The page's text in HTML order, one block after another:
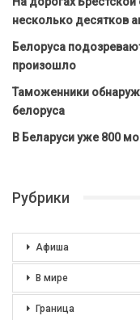
несколько десятков
Белоруса
произошло
Таможенники
белоруса
В Беларуси уже 800
Рубрики
Афиша
В мире
Граница